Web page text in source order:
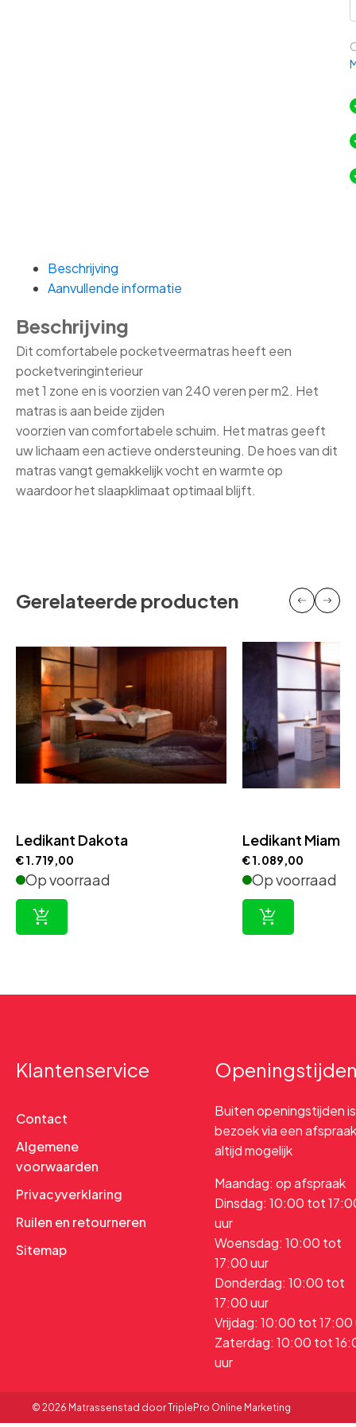
Beschrijving
Aanvullende informatie
Beschrijving
Dit comfortabele pocketveermatras heeft een
pocketveringinterieur
met 1 zone en is voorzien van 240 veren per m2. Het
matras is aan beide zijden
voorzien van comfortabele schuim. Het matras geeft
uw lichaam een actieve ondersteuning. De hoes van dit
matras vangt gemakkelijk vocht en warmte op
waardoor het slaapklimaat optimaal blijft.
Gerelateerde producten
Ledikant Dakota
€1.719,00
Op voorraad
Ledikant Miami
€1.089,00
Op voorraad
Klantenservice
Contact
Algemene
voorwaarden
Privacyverklaring
Ruilen en retourneren
Sitemap
Buiten openingstijden is
bezoek via een afspraak
altijd mogelijk
Maandag: op afspraak
Dinsdag: 10:00 tot
uur
Woensdag: 10:00 tot
17:00 uur
Donderdag: 10:00 tot
17:00 uur
Vrijdag: 10:00 tot 17:00
Zaterdag: 10:00 tot
uur
© 2026 Matrassenstad door TriplePro Online Marketing